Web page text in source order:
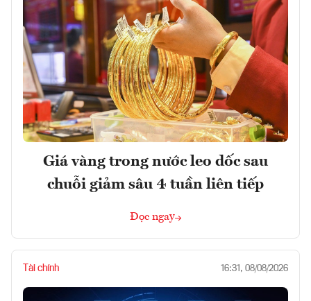
Giá vàng trong nước leo dốc sau
chuỗi giảm sâu 4 tuần liên tiếp
Đọc ngay
Tài chính 16:31, 08/08/2026